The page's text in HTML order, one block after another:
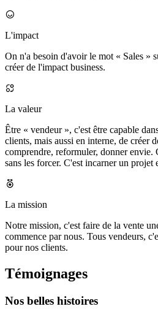
L'impact
On n'a besoin d'avoir le mot « Sales »
créer de l'impact business.
La valeur
Être « vendeur », c'est être capable
clients, mais aussi en interne, de créer
comprendre, reformuler, donner envie.
sans les forcer. C'est incarner un projet
La mission
Notre mission, c'est faire de la vente
commence par nous. Tous vendeurs,
pour nos clients.
Témoignages
Nos belles histoires